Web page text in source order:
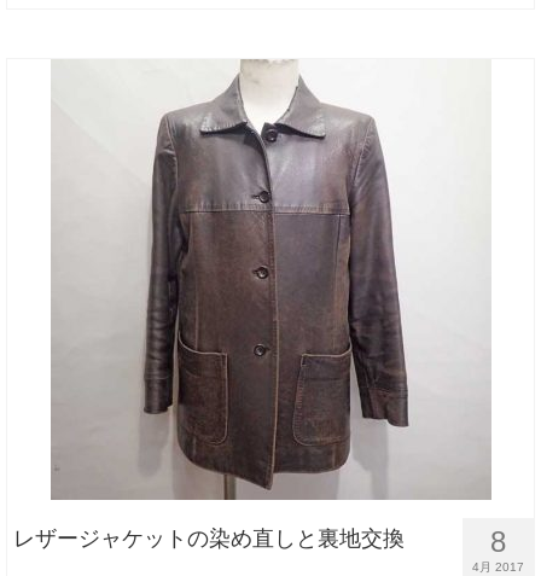
8
4月 2017
レザージャケットの染め直しと裏地交換